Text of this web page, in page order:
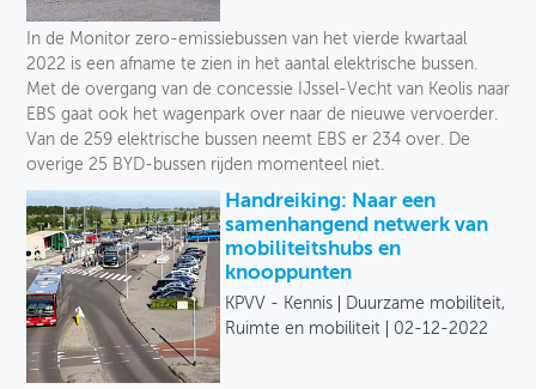
Toegankelijkheid
Verkeersveiligheid
Logistiek
Fiets
Collectief vervoer
Deelmobiliteit
In de Monitor zero-emissiebussen van het vierde kwartaal
2022 is een afname te zien in het aantal elektrische bussen.
Met de overgang van de concessie IJssel-Vecht van Keolis naar
EBS gaat ook het wagenpark over naar de nieuwe vervoerder.
Van de 259 elektrische bussen neemt EBS er 234 over. De
overige 25 BYD-bussen rijden momenteel niet.
Handreiking: Naar een
samenhangend netwerk van
mobiliteitshubs en
knooppunten
KPVV - Kennis
Duurzame mobiliteit,
Ruimte en mobiliteit
02-12-2022